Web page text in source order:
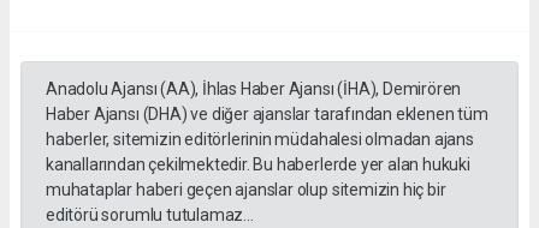
Anadolu Ajansı (AA), İhlas Haber Ajansı (İHA), Demirören
Haber Ajansı (DHA) ve diğer ajanslar tarafından eklenen tüm
haberler, sitemizin editörlerinin müdahalesi olmadan ajans
kanallarından çekilmektedir. Bu haberlerde yer alan hukuki
muhataplar haberi geçen ajanslar olup sitemizin hiç bir
editörü sorumlu tutulamaz...